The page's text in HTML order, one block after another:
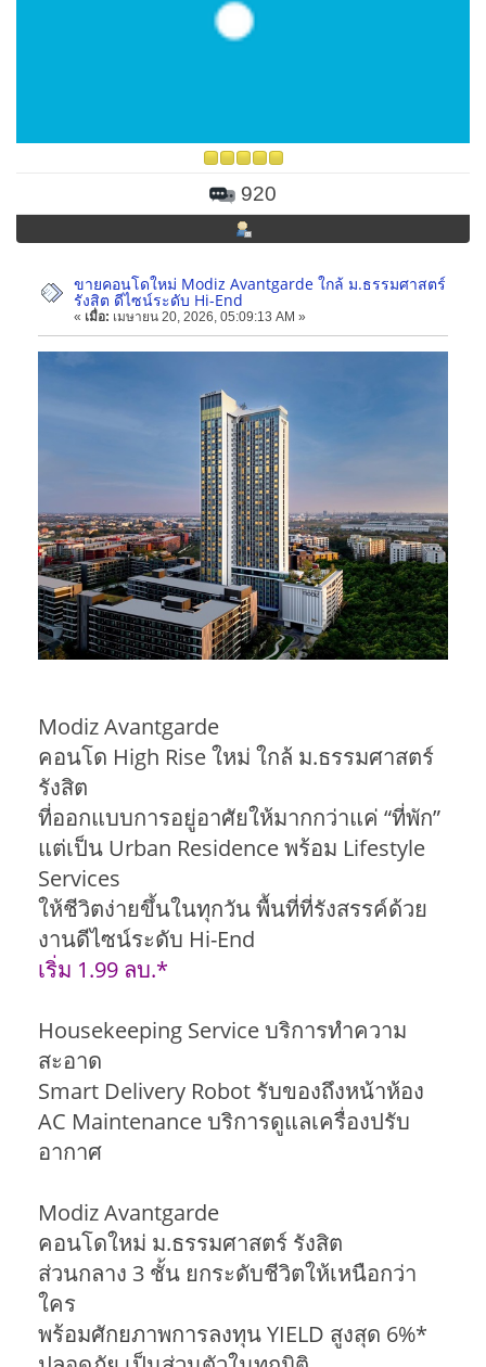
920
ขายคอนโดใหม่ Modiz Avantgarde ใกล้ ม.ธรรมศาสตร์
รังสิต ดีไซน์ระดับ Hi-End
« เมื่อ: เมษายน 20, 2026, 05:09:13 AM »
Modiz Avantgarde
คอนโด High Rise ใหม่ ใกล้ ม.ธรรมศาสตร์
รังสิต
ที่ออกแบบการอยู่อาศัยให้มากกว่าแค่ “ที่พัก”
แต่เป็น Urban Residence พร้อม Lifestyle
Services
ให้ชีวิตง่ายขึ้นในทุกวัน พื้นที่ที่รังสรรค์ด้วย
งานดีไซน์ระดับ Hi-End
เริ่ม 1.99 ลบ.*
Housekeeping Service บริการทำความ
สะอาด
Smart Delivery Robot รับของถึงหน้าห้อง
AC Maintenance บริการดูแลเครื่องปรับ
อากาศ
Modiz Avantgarde
คอนโดใหม่ ม.ธรรมศาสตร์ รังสิต
ส่วนกลาง 3 ชั้น ยกระดับชีวิตให้เหนือกว่า
ใคร
พร้อมศักยภาพการลงทุน YIELD สูงสุด 6%*